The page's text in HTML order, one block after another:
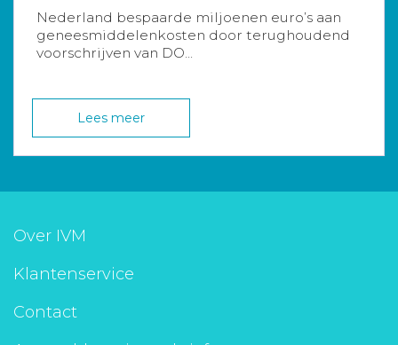
Nederland bespaarde miljoenen euro’s aan
geneesmiddelenkosten door terughoudend
voorschrijven van DO...
Lees meer
Over IVM
Klantenservice
Contact